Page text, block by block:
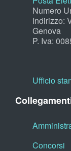
Numero
Indirizzo:
Genova
P. Iva:
Ufficio
Concorsi